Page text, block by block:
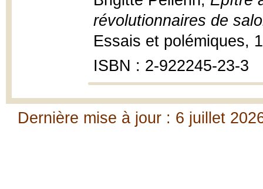
révolutionnaires de
Essais et polémiques,
ISBN : 2-922245-23-3
Dernière mise à jour : 6 juillet